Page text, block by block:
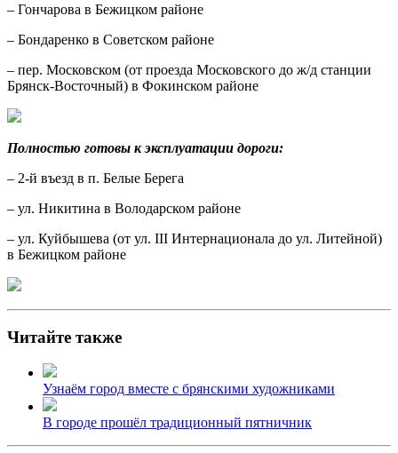
– Гончарова в Бежицком районе
– Бондаренко в Советском районе
– пер. Московском (от проезда Московского до ж/д станции
Брянск-Восточный) в Фокинском районе
Полностью готовы к эксплуатации дороги:
– 2-й въезд в п. Белые Берега
– ул. Никитина в Володарском районе
– ул. Куйбышева (от ул. III Интернационала до ул. Литейной)
в Бежицком районе
Читайте также
Узнаём город вместе с брянскими художниками
В городе прошёл традиционный пятничник